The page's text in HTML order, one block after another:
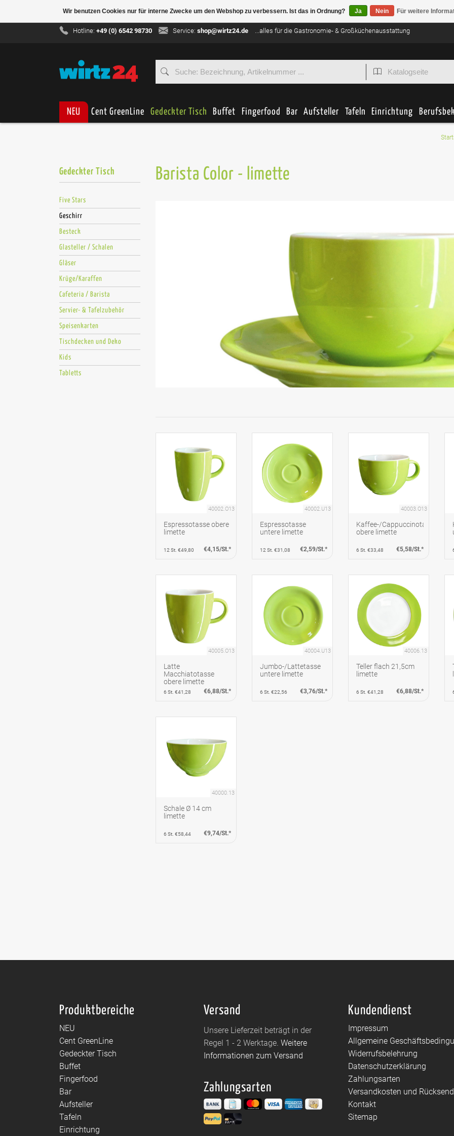
Hotline:+49 (0) 6542 98730 Service: shop@wirtz24.de ...alles für die Gastronomie- & Großküchenausstattung
NEU Cent GreenLine Gedeckter Tisch Buffet Fingerfood Bar Aufsteller Tafeln Einrichtung
Gedeckter Tisch
Five Stars
Geschirr
Besteck
Glasteller / Schalen
Gläser
Krüge/Karaffen
Cafeteria / Barista
Servier- & Tafelzubehör
Speisenkarten
Tischdecken und Deko
Kids
Tabletts
Barista Color - limette
40002.O13
Espressotasse obere
limette
12 St. €49,80 €4,15/St.*
40002.U13
Espressotasse
untere limette
12 St. €31,08 €2,59/St.*
40003.O13
Kaffee-/Cappuccinotasse
obere limette
6 St. €33,48 €5,58/St.*
40005.O13
Latte
Macchiatotasse
obere limette
6 St. €41,28 €6,88/St.*
40004.U13
Jumbo-/Lattetasse
untere limette
6 St. €22,56 €3,76/St.*
40006.13
Teller flach 21,5cm
limette
6 St. €41,28 €6,88/St.*
40000.13
Schale Ø 14 cm
limette
6 St. €58,44 €9,74/St.*
Produktbereiche
NEU
Cent GreenLine
Gedeckter Tisch
Buffet
Fingerfood
Bar
Aufsteller
Tafeln
Einrichtung
Versand
Unsere Lieferzeit beträgt in der
Regel 1 - 2 Werktage. Weitere
Informationen zum Versand
Zahlungsarten
Kundendienst
Impressum
Allgemeine
Widerrufsbelehrung
Datenschutzerklärung
Zahlungsarten
Versandkosten und
Kontakt
Sitemap
Wir benutzen Cookies nur für interne Zwecke um den Webshop zu verbessern. Ist das in Ordnung? Ja Nein Für weitere